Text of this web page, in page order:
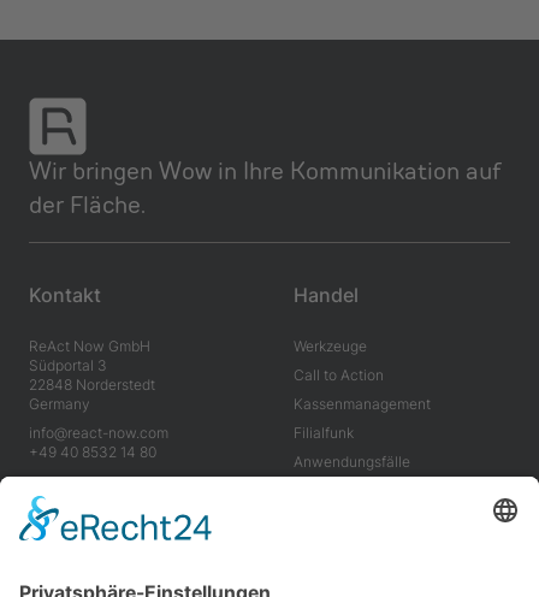
Wir bringen Wow in Ihre Kommunikation auf
der Fläche.
Kontakt
ReAct Now GmbH
Südportal 3
22848 Norderstedt
Germany
info@react-now.com
+49 40 8532 14 80
Handel
Werkzeuge
Call to Action
Kassenm­anagement
Filialfunk
Anwendungs­fälle